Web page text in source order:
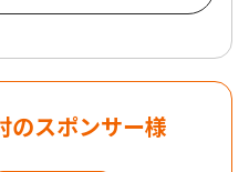
のスポンサー様